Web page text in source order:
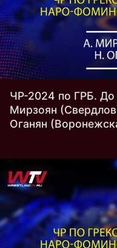
ЧР-2024 по ГРБ. До
Мирзоян
Оганян